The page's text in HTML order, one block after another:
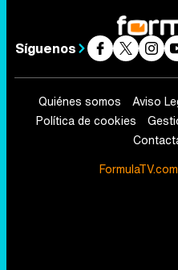
Síguenos
Quiénes somos Aviso
Política de cookies
FormulaTV.com